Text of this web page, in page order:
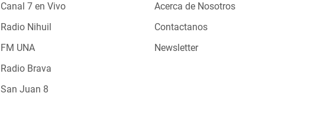
Canal 7 en Vivo
Radio Nihuil
FM UNA
Radio Brava
San Juan 8
Acerca de Nosotros
Contactanos
Newsletter